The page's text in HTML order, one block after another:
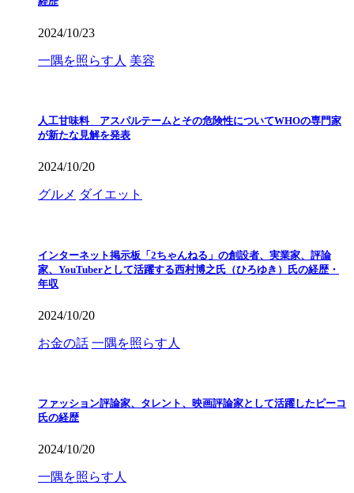
2024/10/23
一隅を照らす人 美容
人工甘味料 アスパルテームとその危険性についてWHOの専門家
が新たな見解を発表
2024/10/20
グルメ ダイエット
インターネット掲示板「2ちゃんねる」の創設者、実業家、評論
家、YouTuberとして活躍する西村博之氏（ひろゆき）氏の経歴・
年収
2024/10/20
お金の話 一隅を照らす人
ファッション評論家、タレント、映画評論家として活躍したピーコ
氏の経歴
2024/10/20
一隅を照らす人